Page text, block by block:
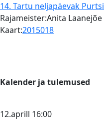
14. Tartu neljapäevak Purtsi
Rajameister:Anita Laanejõe
Kaart:2015018
Kalender ja tulemused
12.aprill 16:00